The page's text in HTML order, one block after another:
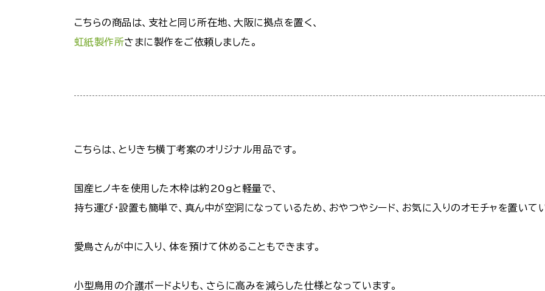
こちらの商品は、支社と同じ所在地、大阪に拠点を置く、
虹紙製作所さまに製作をご依頼しました。
こちらは、とりきち横丁考案のオリジナル用品です。
国産ヒノキを使用した木枠は約20ｇと軽量で、
持ち運び・設置も簡単で、真ん中が空洞になっているため、おやつやシード、お気に入りのオモチャを置いて
愛鳥さんが中に入り、体を預けて休めることもできます。
小型鳥用の介護ボードよりも、さらに高みを減らした仕様となっています。